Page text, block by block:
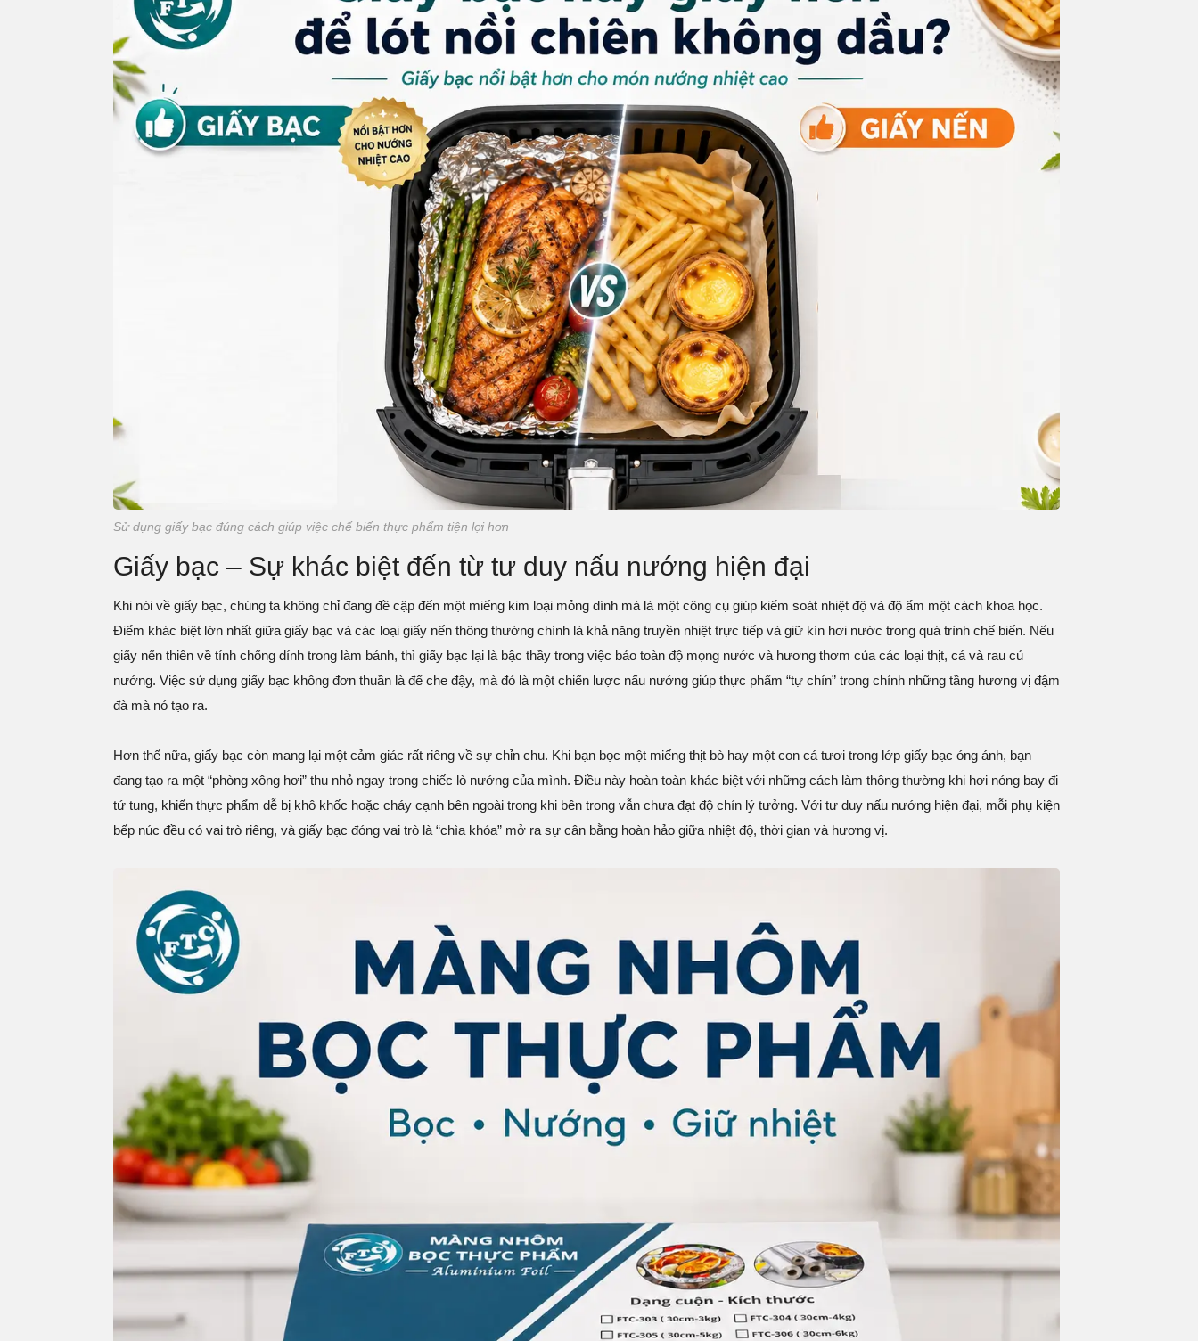
Sử dụng giấy bạc đúng cách giúp việc chế biến thực phẩm tiện lợi hơn
Giấy bạc – Sự khác biệt đến từ tư duy nấu nướng hiện đại
Khi nói về giấy bạc, chúng ta không chỉ đang đề cập đến một miếng kim loại mỏng dính mà là một công cụ giúp kiểm soát nhiệt độ và độ ẩm một cách khoa học.
Điểm khác biệt lớn nhất giữa giấy bạc và các loại giấy nến thông thường chính là khả năng truyền nhiệt trực tiếp và giữ kín hơi nước trong quá trình chế biến. Nếu
giấy nến thiên về tính chống dính trong làm bánh, thì giấy bạc lại là bậc thầy trong việc bảo toàn độ mọng nước và hương thơm của các loại thịt, cá và rau củ
nướng. Việc sử dụng giấy bạc không đơn thuần là để che đậy, mà đó là một chiến lược nấu nướng giúp thực phẩm “tự chín” trong chính những tầng hương vị đậm
đà mà nó tạo ra.
Hơn thế nữa, giấy bạc còn mang lại một cảm giác rất riêng về sự chỉn chu. Khi bạn bọc một miếng thịt bò hay một con cá tươi trong lớp giấy bạc óng ánh, bạn
đang tạo ra một “phòng xông hơi” thu nhỏ ngay trong chiếc lò nướng của mình. Điều này hoàn toàn khác biệt với những cách làm thông thường khi hơi nóng bay đi
tứ tung, khiến thực phẩm dễ bị khô khốc hoặc cháy cạnh bên ngoài trong khi bên trong vẫn chưa đạt độ chín lý tưởng. Với tư duy nấu nướng hiện đại, mỗi phụ kiện
bếp núc đều có vai trò riêng, và giấy bạc đóng vai trò là “chìa khóa” mở ra sự cân bằng hoàn hảo giữa nhiệt độ, thời gian và hương vị.